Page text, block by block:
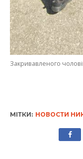
Закривавленого
МІТКИ: НОВОСТИ